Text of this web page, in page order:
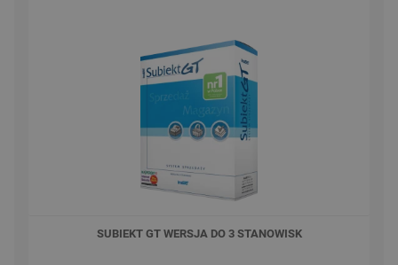
SUBIEKT GT WERSJA DO 3 STANOWISK